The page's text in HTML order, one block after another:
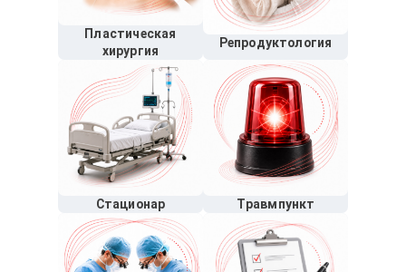
Пластическая
хирургия
Репродуктология
Стационар Травмпункт